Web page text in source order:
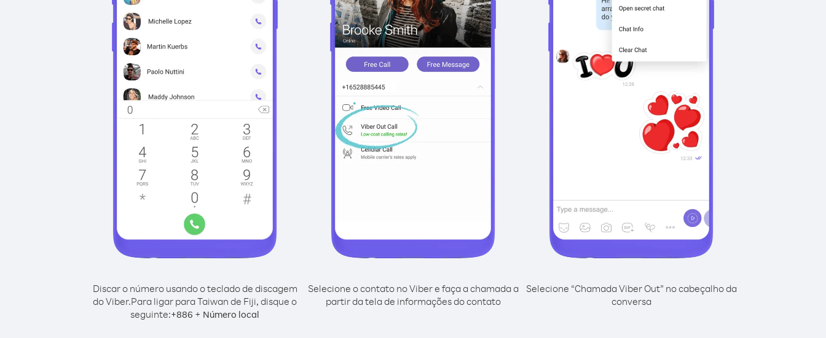
Discar o número usando o teclado de discagem
do Viber.Para ligar para Taiwan de Fiji, disque o
seguinte:+886 + Número local
Selecione o contato no Viber e faça a chamada a
partir da tela de informações do contato
Selecione “Chamada Viber Out” no cabeçalho da
conversa